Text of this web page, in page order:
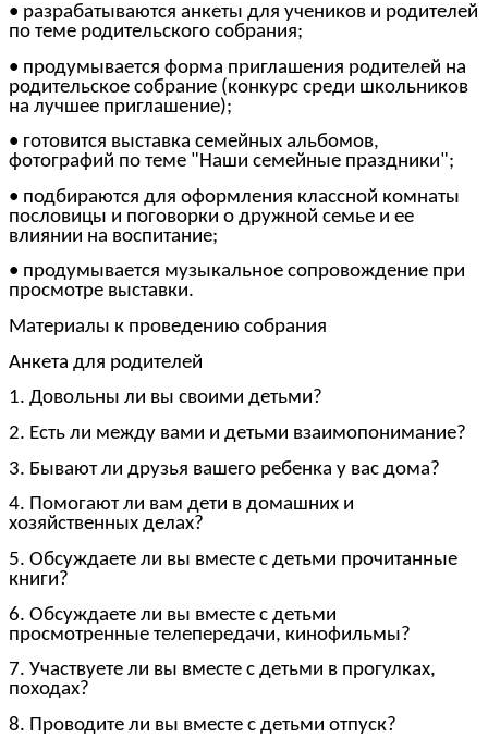
• разрабатываются анкеты для учеников и родителей
по теме родительского собрания;
• продумывается форма приглашения родителей на
родительское собрание (конкурс среди школьников
на лучшее приглашение);
• готовится выставка семейных альбомов,
фотографий по теме "Наши семейные праздники";
• подбираются для оформления классной комнаты
пословицы и поговорки о дружной семье и ее
влиянии на воспитание;
• продумывается музыкальное сопровождение при
просмотре выставки.
Материалы к проведению собрания
Анкета для родителей
1. Довольны ли вы своими детьми?
2. Есть ли между вами и детьми взаимопонимание?
3. Бывают ли друзья вашего ребенка у вас дома?
4. Помогают ли вам дети в домашних и
хозяйственных делах?
5. Обсуждаете ли вы вместе с детьми прочитанные
книги?
6. Обсуждаете ли вы вместе с детьми
просмотренные телепередачи, кинофильмы?
7. Участвуете ли вы вместе с детьми в прогулках,
походах?
8. Проводите ли вы вместе с детьми отпуск?